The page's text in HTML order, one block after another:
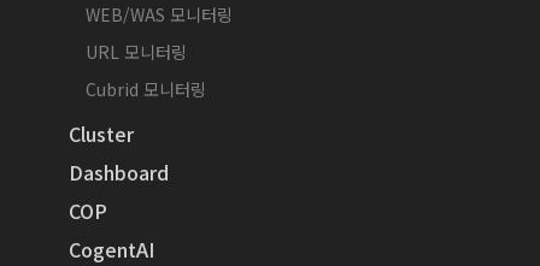
WEB/WAS 모니터링
URL 모니터링
Cubrid 모니터링
Cluster
Dashboard
COP
CogentAI